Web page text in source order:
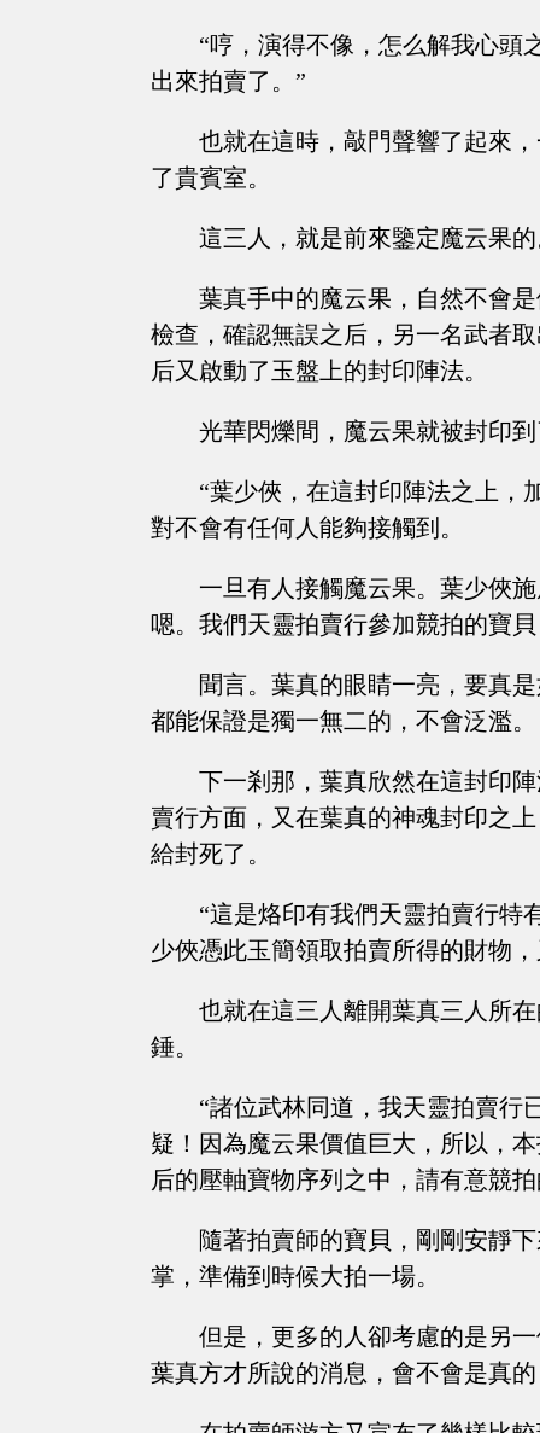
“哼，演得不像，怎么解我心頭
出來拍賣了。”
也就在這時，敲門聲響了起來
了貴賓室。
這三人，就是前來鑒定魔云果
葉真手中的魔云果，自然不會
檢查，確認無誤之后，另一名武者
后又啟動了玉盤上的封印陣法。
光華閃爍間，魔云果就被封印
“葉少俠，在這封印陣法之上，
對不會有任何人能夠接觸到。
一旦有人接觸魔云果。葉少俠
嗯。我們天靈拍賣行參加競拍的寶
聞言。葉真的眼睛一亮，要真
都能保證是獨一無二的，不會泛濫。
下一剎那，葉真欣然在這封印
賣行方面，又在葉真的神魂封印之
給封死了。
“這是烙印有我們天靈拍賣行特
少俠憑此玉簡領取拍賣所得的財物
也就在這三人離開葉真三人所
錘。
“諸位武林同道，我天靈拍賣行
疑！因為魔云果價值巨大，所以，
后的壓軸寶物序列之中，請有意競
隨著拍賣師的寶貝，剛剛安靜
掌，準備到時候大拍一場。
但是，更多的人卻考慮的是另
葉真方才所說的消息，會不會是真